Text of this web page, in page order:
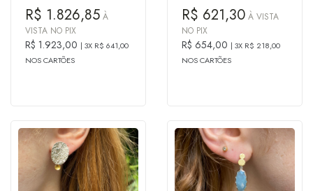
R$ 1.826,85 À
VISTA NO PIX
R$ 1.923,00
3X R$ 641,00
NOS CARTÕES
R$ 621,30 À VISTA
NO PIX
R$ 654,00
3X R$ 218,00
NOS CARTÕES